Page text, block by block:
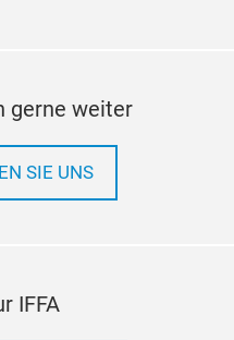
gerne weiter
SIE UNS
IFFA